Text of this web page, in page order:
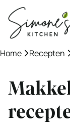
naar
inhoud
Home »Recepten